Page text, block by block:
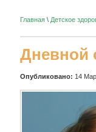
Главная \ Детское
Дневной
Опубликовано: 14